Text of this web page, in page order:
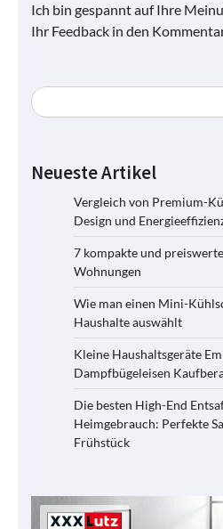
Ich bin gespannt auf Ihre
Ihr Feedback in den
Neueste Artikel
Vergleich von Premium-
Design und
7 kompakte und
Wohnungen
Wie man einen Mini-
Haushalte auswählt
Kleine Haushaltsgeräte
Dampfbügeleisen
Die besten High-End
Heimgebrauch: Perfekte
Frühstück